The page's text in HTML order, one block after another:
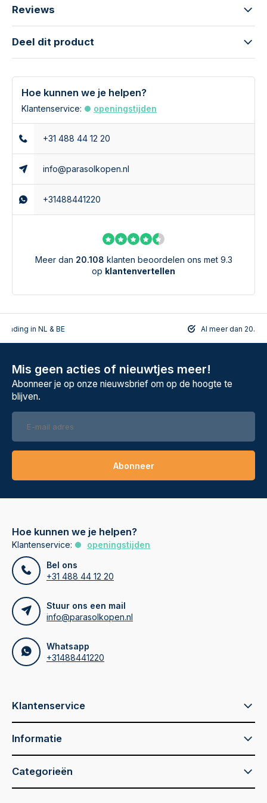
De Nexus T2 zweefparasol wordt standaard geleverd
exclusief parasolvoet en parasolhoes. Wij raden u aan om
gebruik te maken van een parasolvoet van minstens 90
kilogram. Deze hebben wij zowel met als zonder wielen. Ook
is het mogelijk om te kiezen voor een ingraafparasolvoet.
Deze heeft als voordeel dat je meer ruimte op je terras over
hebt. Kortom genieten doe in de schaduw doe je met de
Platinum T2 3x3m. zweefparasol.
Heeft u nog vragen over de Nexus T2 3x3m. in de kleur
Havana taupe? Bel of mail ons. Wij helpen u graag bij het
kiezen van de juiste zweefparasol.
Reviews
Deel dit product
Hoe kunnen we je helpen?
Klantenservice: openingstijden
+31 488 44 12 20
info@parasolkopen.nl
+31488441220
Meer dan 20.108 klanten beoordelen ons met 9.3
op klantenvertellen
in NL & BE Al meer dan
Mis geen acties of nieuwtjes meer!
Abonneer je op onze nieuwsbrief om op de hoogte te
blijven.
Abonneer
Hoe kunnen we je helpen?
Klantenservice:
openingstijden
Bel ons
+31 488 44 12 20
Stuur ons een mail
info@parasolkopen.nl
Whatsapp
+31488441220
Klantenservice
Informatie
Categorieën